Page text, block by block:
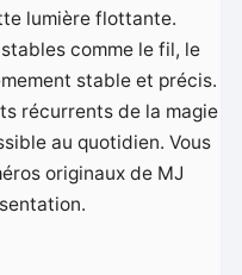
lumière flottante.
comme le fil, le
stable et précis.
récurrents de la magie
au quotidien. Vous
originaux de MJ